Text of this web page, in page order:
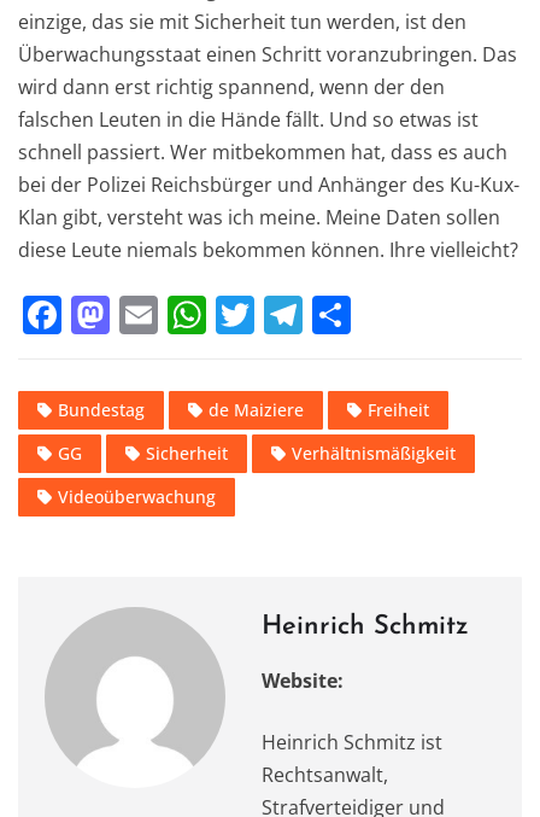
einzige, das sie mit Sicherheit tun werden, ist den
Überwachungsstaat einen Schritt voranzubringen. Das
wird dann erst richtig spannend, wenn der den
falschen Leuten in die Hände fällt. Und so etwas ist
schnell passiert. Wer mitbekommen hat, dass es auch
bei der Polizei Reichsbürger und Anhänger des Ku-Kux-
Klan gibt, versteht was ich meine. Meine Daten sollen
diese Leute niemals bekommen können. Ihre vielleicht?
F
c
e
b
o
M
st
o
d
o
E
ai
l
W
at
s
A
p
T
it
te
r
T
e
gr
a
le
n
Bundestag de Maiziere
Freiheit
GG
Sicherheit
Verhältnismäßigkeit
Videoüberwachung
Heinrich Schmitz
Website:
Heinrich Schmitz ist
Rechtsanwalt,
Strafverteidiger und